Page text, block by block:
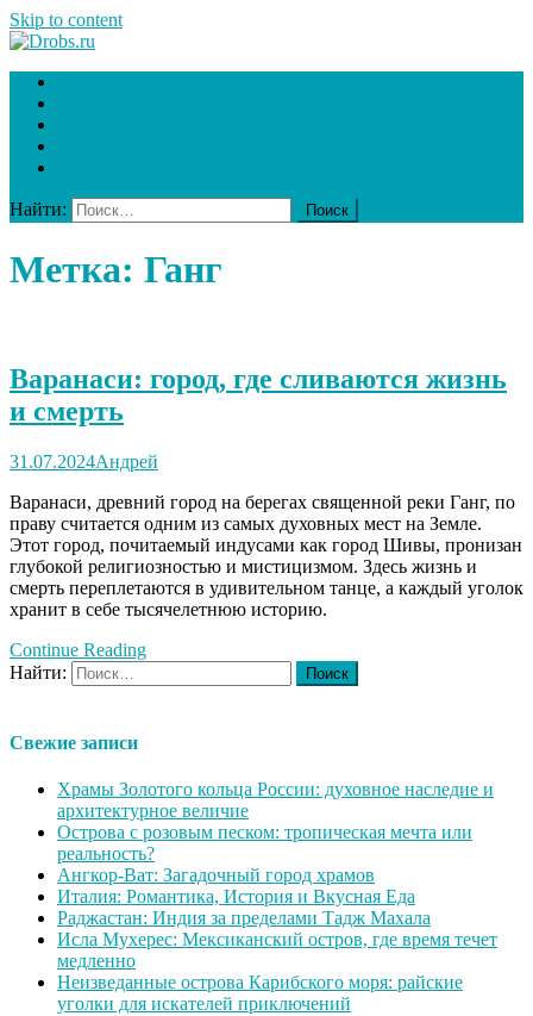
Skip to content
Drobs.ru
Ваш гид в мире туризма
Найти:
Метка: Ганг
Варанаси: город, где сливаются жизнь
и смерть
31.07.2024Андрей
Варанаси, древний город на берегах священной реки Ганг, по
праву считается одним из самых духовных мест на Земле.
Этот город, почитаемый индусами как город Шивы, пронизан
глубокой религиозностью и мистицизмом. Здесь жизнь и
смерть переплетаются в удивительном танце, а каждый уголок
хранит в себе тысячелетнюю историю.
Continue Reading
Найти:
Свежие записи
Храмы Золотого кольца России: духовное наследие и
архитектурное величие
Острова с розовым песком: тропическая мечта или
реальность?
Ангкор-Ват: Загадочный город храмов
Италия: Романтика, История и Вкусная Еда
Раджастан: Индия за пределами Тадж Махала
Исла Мухерес: Мексиканский остров, где время течет
медленно
Неизведанные острова Карибского моря: райские
уголки для искателей приключений